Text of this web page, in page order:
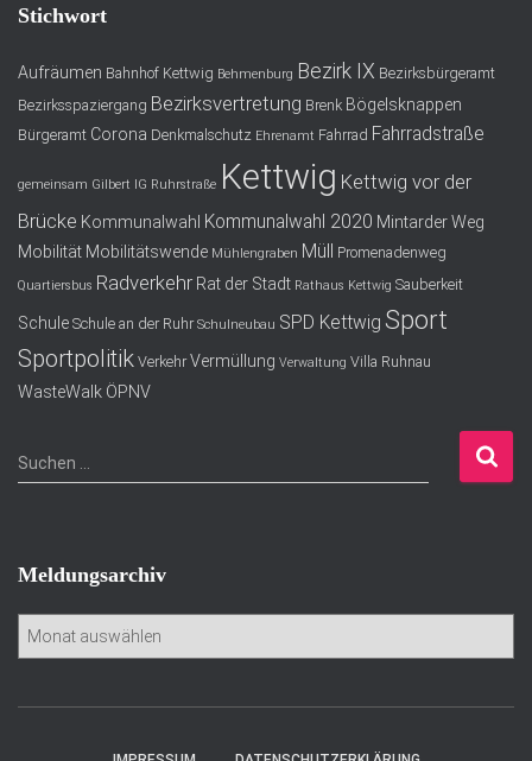
Stichwort
Aufräumen Bahnhof Kettwig Behmenburg Bezirk IX Bezirksbürgeramt
Bezirksspaziergang Bezirksvertretung Brenk Bögelsknappen
Bürgeramt Corona Denkmalschutz Ehrenamt Fahrrad Fahrradstraße
gemeinsam Gilbert IG Ruhrstraße Kettwig Kettwig vor der
Brücke Kommunalwahl Kommunalwahl 2020 Mintarder Weg
Mobilität Mobilitätswende Mühlengraben Müll Promenadenweg
Quartiersbus Radverkehr Rat der Stadt Rathaus Kettwig Sauberkeit
Schule Schule an der Ruhr Schulneubau SPD Kettwig Sport
Sportpolitik Verkehr Vermüllung Verwaltung Villa Ruhnau
WasteWalk ÖPNV
S
u
n
n
c
Suchen …
Meldungsarchiv
M
d